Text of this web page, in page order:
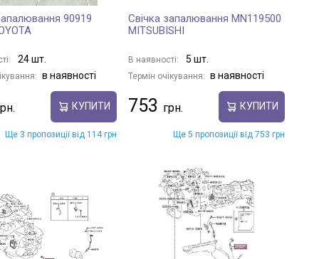
90919
24 шт.
в наявності
КУПИТИ
Ще 3 пропозиції від 114 грн
Свічка запалювання MN119500
MITSUBISHI
В наявності: 5 шт.
Термін очікування: в наявності
753 КУПИТИ
Ще 5 пропозиції від 753 грн